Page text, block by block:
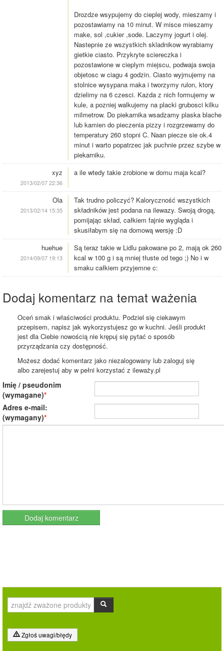
Drozdze wsypujemy do cieplej wody, mieszamy i
pozostawiamy na 10 minut. W misce mieszamy
make, sol ,cukier ,sode. Laczymy jogurt i olej.
Nastepnie ze wszystkich skladnikow wyrabiamy
gietkie ciasto. Przykryte sciereczka i
pozostawione w cieplym miejscu, podwaja swoja
objetosc w ciagu 4 godzin. Ciasto wyjmujemy na
stolnice wysypana maka i tworzymy rulon, ktory
dzielimy na 6 czesci. Kazda z nich formujemy w
kule, a pozniej walkujemy na placki grubosci kilku
milmetrow. Do piekarnika wsadzamy plaska blache
lub kamien do pieczenia pizzy i rozgrzewamy do
temperatury 260 stopni C. Naan piecze sie ok.4
minut i warto popatrzec jak puchnie przez szybe w
piekarniku.
xyz
2013/02/07 22:36
a ile wtedy takie zrobione w domu maja kcal?
Ola
2013/02/14 15:35
Tak trudno policzyć? Kaloryczność wszystkich
składników jest podana na ilewazy. Swoją drogą,
pomijając skład, całkiem fajnie wygląda i
skusiłabym się na domową wersję :D
huehue
2014/09/07 19:13
Są teraz takie w Lidlu pakowane po 2, mają ok 260
kcal w 100 g i są mniej tłuste od tego ;) No i w
smaku całkiem przyjemne c:
Dodaj komentarz na temat ważenia
Oceń smak i właściwości produktu. Podziel się ciekawym
przepisem, napisz jak wykorzystujesz go w kuchni. Jeśli produkt
jest dla Ciebie nowością nie krępuj się pytać o sposób
przyrządzania czy dostępność.
Możesz dodać komentarz jako niezalogowany lub zaloguj się
albo zarejestuj aby w pełni korzystać z ileważy.pl
Imię / pseudonim
(wymagane)
Adres e-mail:
(wymagany)
Zgłoś uwagi/błędy